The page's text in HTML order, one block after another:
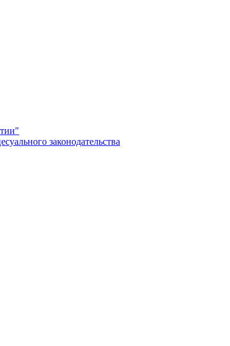
законодательства